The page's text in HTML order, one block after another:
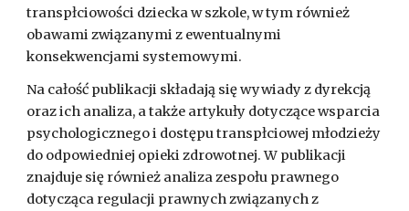
transpłciowości dziecka w szkole, w tym również
obawami związanymi z ewentualnymi
konsekwencjami systemowymi.
Na całość publikacji składają się wywiady z dyrekcją
oraz ich analiza, a także artykuły dotyczące wsparcia
psychologicznego i dostępu transpłciowej młodzieży
do odpowiedniej opieki zdrowotnej. W publikacji
znajduje się również analiza zespołu prawnego
dotycząca regulacji prawnych związanych z